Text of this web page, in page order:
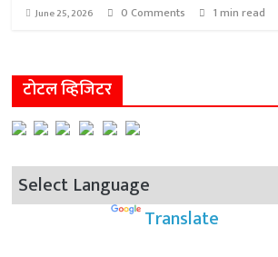
June 25, 2026 0 Comments 1 min read
टोटल व्हिजिटर
Powered by Translate